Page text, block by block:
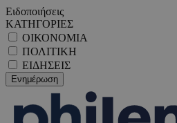
Ειδοποιήσεις
ΚΑΤΗΓΟΡΙΕΣ
ΟΙΚΟΝΟΜΙΑ
ΠΟΛΙΤΙΚΗ
ΕΙΔΗΣΕΙΣ